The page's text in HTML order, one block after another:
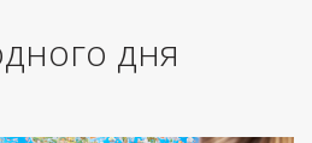
дня